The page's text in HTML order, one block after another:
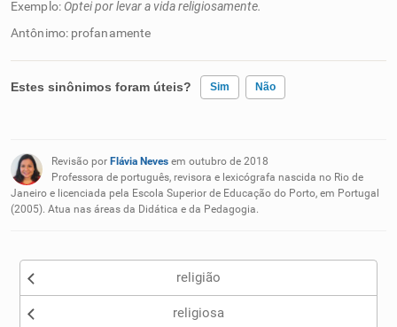
Exemplo: Optei por levar a vida religiosamente.
Antônimo: profanamente
Estes sinônimos foram úteis? Sim Não
Nenhum dos sinônimos apresentados me ajudou
Outro
Revisão por Flávia Neves em outubro de 2018
Professora de português, revisora e lexicógrafa nascida no Rio de
Janeiro e licenciada pela Escola Superior de Educação do Porto, em Portugal
(2005). Atua nas áreas da Didática e da Pedagogia.
religião
religiosa